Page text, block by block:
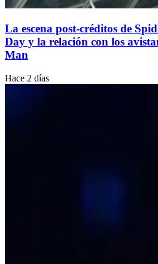
La escena post-créditos de
Day y la relación con los
Man
Hace 2 días